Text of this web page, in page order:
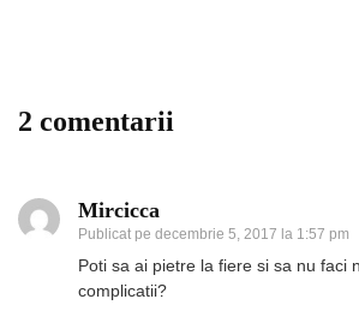
2 comentarii
Mircicca
Publicat pe decembrie 5, 2017 la 1:57 pm
Poti sa ai pietre la fiere si sa nu faci
complicatii?